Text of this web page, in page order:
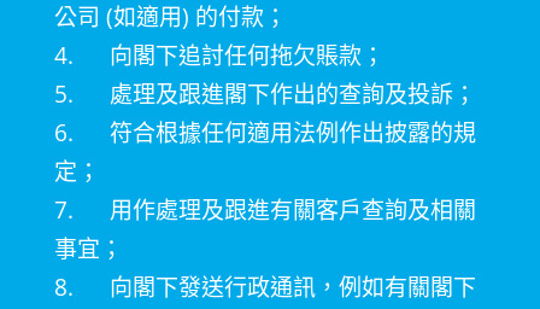
公司 (如適用) 的付款；
4. 向閣下追討任何拖欠賬款；
5. 處理及跟進閣下作出的查詢及投訴；
6. 符合根據任何適用法例作出披露的規
定；
7. 用作處理及跟進有關客戶查詢及相關
事宜；
8. 向閣下發送行政通訊，例如有關閣下